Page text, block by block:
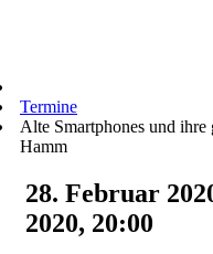
Termine
Alte Smartphones und
Hamm
28. Februar
2020, 20:00